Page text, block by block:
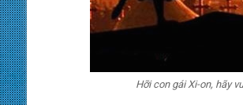
Hỡi con gái Xi-on, hãy